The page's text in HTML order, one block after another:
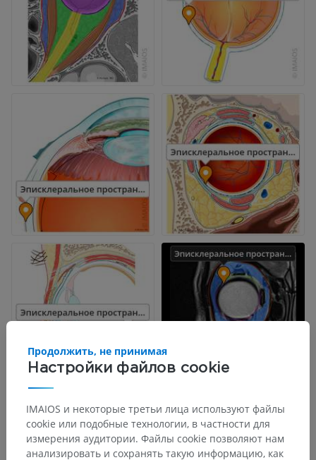
Настройки файлов cookie
Продолжить, не принимая
IMAIOS и некоторые третьи лица используют файлы
cookie или подобные технологии, в частности для
измерения аудитории. Файлы cookie позволяют нам
анализировать и сохранять такую информацию, как